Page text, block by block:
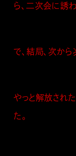
ら、二次会に誘
で、結局、次から
やっと解放され
た。